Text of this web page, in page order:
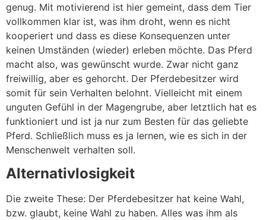
genug. Mit motivierend ist hier gemeint, dass dem Tier
vollkommen klar ist, was ihm droht, wenn es nicht
kooperiert und dass es diese Konsequenzen unter
keinen Umständen (wieder) erleben möchte. Das Pferd
macht also, was gewünscht wurde. Zwar nicht ganz
freiwillig, aber es gehorcht. Der Pferdebesitzer wird
somit für sein Verhalten belohnt. Vielleicht mit einem
unguten Gefühl in der Magengrube, aber letztlich hat es
funktioniert und ist ja nur zum Besten für das geliebte
Pferd. Schließlich muss es ja lernen, wie es sich in der
Menschenwelt verhalten soll.
Alternativlosigkeit
Die zweite These: Der Pferdebesitzer hat keine Wahl,
bzw. glaubt, keine Wahl zu haben. Alles was ihm als